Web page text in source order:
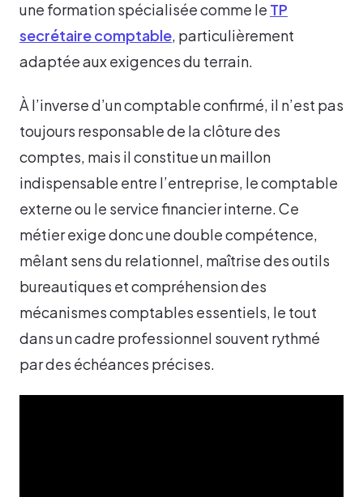
une formation spécialisée comme le TP
secrétaire comptable, particulièrement
adaptée aux exigences du terrain.
À l’inverse d’un comptable confirmé, il n’est pas
toujours responsable de la clôture des
comptes, mais il constitue un maillon
indispensable entre l’entreprise, le comptable
externe ou le service financier interne. Ce
métier exige donc une double compétence,
mêlant sens du relationnel, maîtrise des outils
bureautiques et compréhension des
mécanismes comptables essentiels, le tout
dans un cadre professionnel souvent rythmé
par des échéances précises.